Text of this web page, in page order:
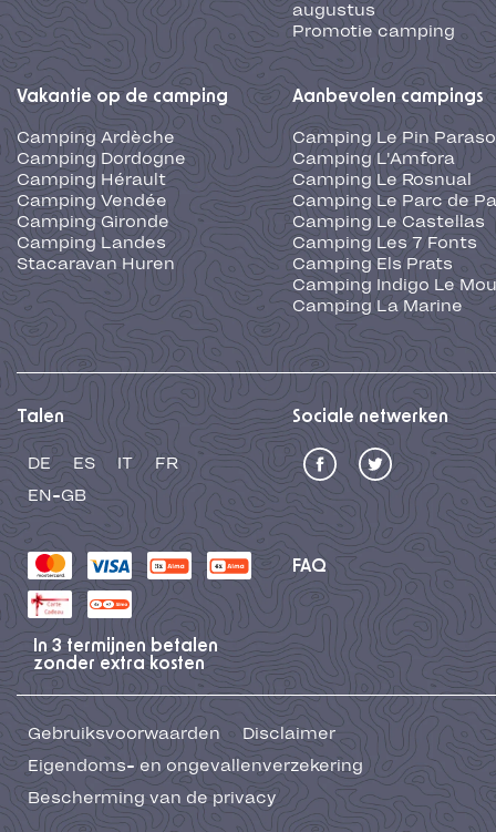
augustus
Promotie camping
Vakantie op de camping
Camping Ardèche
Camping Dordogne
Camping Hérault
Camping Vendée
Camping Gironde
Camping Landes
Stacaravan Huren
Aanbevolen campings
Camping Le Pin
Camping L'Amfora
Camping Le Rosnual
Camping Le Parc de
Camping Le Castellas
Camping Les 7 Fonts
Camping Els Prats
Camping Indigo Le
Camping La Marine
Talen
DE ES IT
FR
EN-GB
Sociale netwerken
FAQ
In 3 termijnen betalen
zonder extra kosten
Gebruiksvoorwaarden
Disclaimer
Eigendoms- en ongevallenverzekering
Bescherming van de privacy